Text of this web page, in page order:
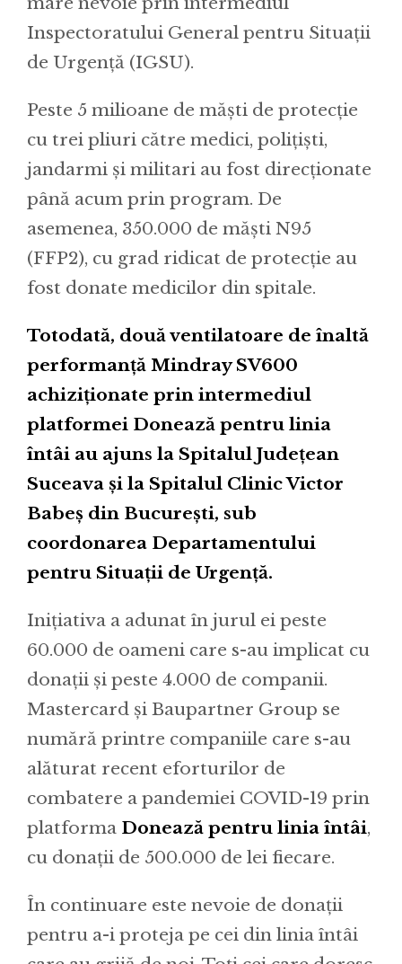
Inspectoratului General pentru Situații
de Urgență (IGSU).
Peste 5 milioane de măști de protecție
cu trei pliuri către medici, polițiști,
jandarmi și militari au fost direcționate
până acum prin program. De
asemenea, 350.000 de măști N95
(FFP2), cu grad ridicat de protecție au
fost donate medicilor din spitale.
Totodată, două ventilatoare de înaltă
performanță Mindray SV600
achiziționate prin intermediul
platformei Donează pentru linia
întâi au ajuns la Spitalul Județean
Suceava și la Spitalul Clinic Victor
Babeș din București, sub
coordonarea Departamentului
pentru Situații de Urgență.
Inițiativa a adunat în jurul ei peste
60.000 de oameni care s-au implicat cu
donații și peste 4.000 de companii.
Mastercard și Baupartner Group se
numără printre companiile care s-au
alăturat recent eforturilor de
combatere a pandemiei COVID-19 prin
platforma Donează pentru linia întâi,
cu donații de 500.000 de lei fiecare.
În continuare este nevoie de donații
pentru a-i proteja pe cei din linia întâi